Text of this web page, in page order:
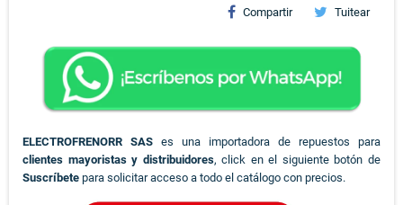
Compartir Tuitear
ELECTROFRENORR SAS es una importadora de repuestos para
clientes mayoristas y distribuidores, click en el siguiente botón de
Suscríbete para solicitar acceso a todo el catálogo con precios.